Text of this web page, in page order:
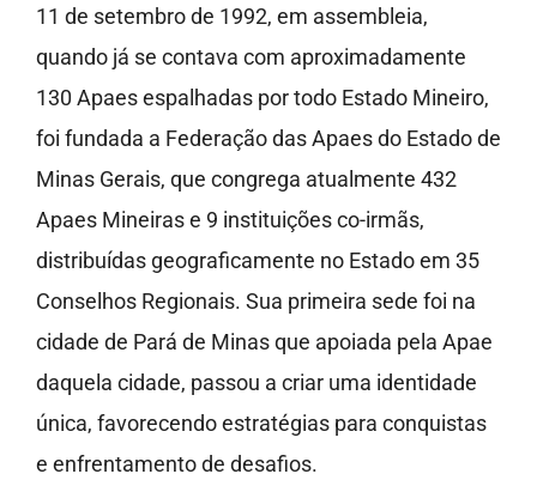
11 de setembro de 1992, em assembleia,
quando já se contava com aproximadamente
130 Apaes espalhadas por todo Estado Mineiro,
foi fundada a Federação das Apaes do Estado de
Minas Gerais, que congrega atualmente 432
Apaes Mineiras e 9 instituições co-irmãs,
distribuídas geograficamente no Estado em 35
Conselhos Regionais. Sua primeira sede foi na
cidade de Pará de Minas que apoiada pela Apae
daquela cidade, passou a criar uma identidade
única, favorecendo estratégias para conquistas
e enfrentamento de desafios.